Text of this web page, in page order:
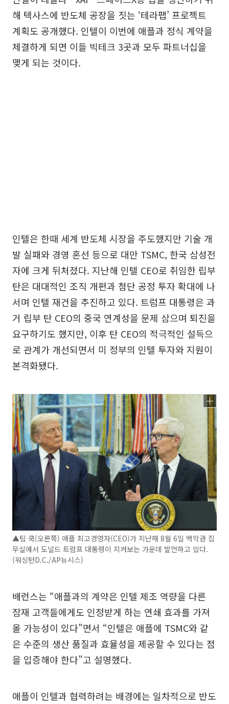
해 텍사스에 반도체 공장을 짓는 ‘테라팹’ 프로젝트
계획도 공개했다. 인텔이 이번에 애플과 정식 계약을
체결하게 되면 이들 빅테크 3곳과 모두 파트너십을
맺게 되는 것이다.
인텔은 한때 세계 반도체 시장을 주도했지만 기술 개
발 실패와 경영 혼선 등으로 대만 TSMC, 한국 삼성전
자에 크게 뒤처졌다. 지난해 인텔 CEO로 취임한 립부
탄은 대대적인 조직 개편과 첨단 공정 투자 확대에 나
서며 인텔 재건을 추진하고 있다. 트럼프 대통령은 과
거 립부 탄 CEO의 중국 연계성을 문제 삼으며 퇴진을
요구하기도 했지만, 이후 탄 CEO의 적극적인 설득으
로 관계가 개선되면서 미 정부의 인텔 투자와 지원이
본격화됐다.
▲팀 쿡(오른쪽) 애플 최고경영자(CEO)가 지난해 8월 6일 백악관 집
무실에서 도널드 트럼프 대통령이 지켜보는 가운데 발언하고 있다.
(워싱턴D.C./AP뉴시스)
배런스는 “애플과의 계약은 인텔 제조 역량을 다른
잠재 고객들에게도 인정받게 하는 연쇄 효과를 가져
올 가능성이 있다”면서 “인텔은 애플에 TSMC와 같
은 수준의 생산 품질과 효율성을 제공할 수 있다는 점
을 입증해야 한다”고 설명했다.
애플이 인텔과 협력하려는 배경에는 일차적으로 반도